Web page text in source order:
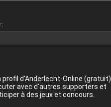
profil d'Anderlecht-Online (gratuit)
avec d'autres supporters et
à des jeux et concours.